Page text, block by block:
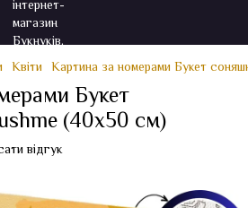
Квіти Картина за номерами Букет
Букет
(40x50 см)
відгук